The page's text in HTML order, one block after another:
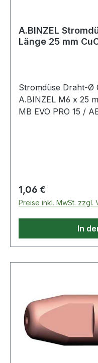
A.BINZEL Stromdüse Draht-Ø 0,8 mm M 6
Länge 25 mm
Stromdüse Draht-Ø
A.BINZEL M6 x 25
MB EVO PRO 15 /
Regulärer Preis:
1,06 €
Preise inkl. MwSt. zzgl.
In